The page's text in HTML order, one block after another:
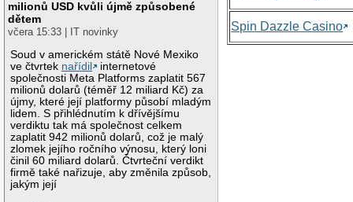
milionů USD kvůli újmě způsobené
dětem
včera 15:33 | IT novinky
Soud v americkém státě Nové Mexiko
ve čtvrtek nařídil
internetové
společnosti Meta Platforms zaplatit 567
milionů dolarů (téměř 12 miliard Kč) za
újmy, které její platformy působí mladým
lidem. S přihlédnutím k dřívějšímu
verdiktu tak má společnost celkem
zaplatit 942 milionů dolarů, což je malý
zlomek jejího ročního výnosu, který loni
činil 60 miliard dolarů. Čtvrteční verdikt
firmě také nařizuje, aby změnila způsob,
jakým její
Spin Dazzle Casino